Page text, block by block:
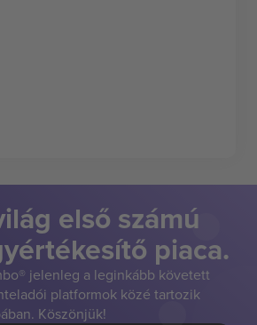
első számú
piaca.
jelenleg a leginkább követett
platformok közé tartozik
Köszönjük!